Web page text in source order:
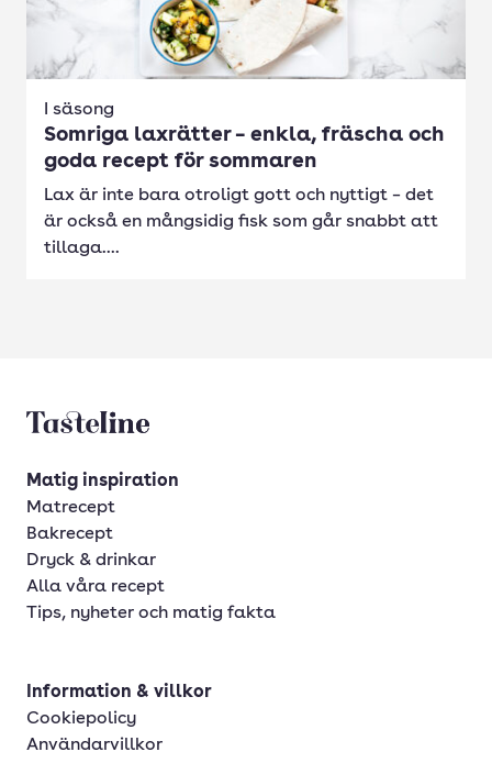
I säsong
Somriga laxrätter – enkla, fräscha och
goda recept för sommaren
Lax är inte bara otroligt gott och nyttigt – det
är också en mångsidig fisk som går snabbt att
tillaga....
Tasteline startsida
Matig inspiration
Matrecept
Bakrecept
Dryck & drinkar
Alla våra recept
Tips, nyheter och matig fakta
Information & villkor
Cookiepolicy
Användarvillkor